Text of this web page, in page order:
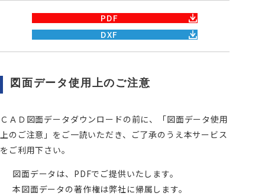
PDF
DXF
図面データ使用上のご注意
ＣＡＤ図面データダウンロードの前に、「図面データ使用
上のご注意」をご一読いただき、ご了承のうえ本サービス
をご利用下さい。
図面データは、PDFでご提供いたします。
本図面データの著作権は弊社に帰属します。